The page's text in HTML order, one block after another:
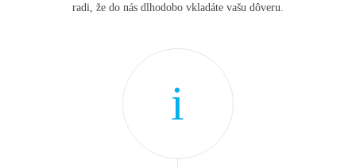
radi, že do nás dlhodobo vkladáte vašu dôveru.